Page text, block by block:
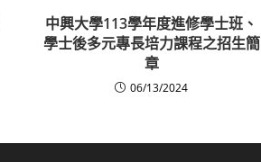
中興大學113學年度進修學士班、
學士後多元專長培力課程之招生簡
章
06/13/2024